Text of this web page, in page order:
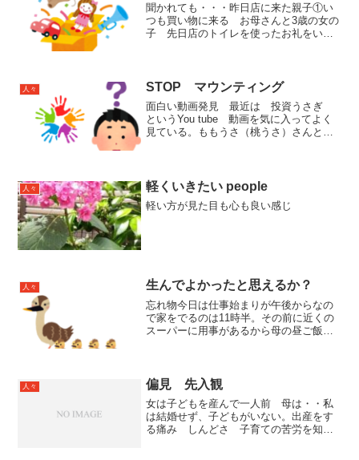
聞かれても・・・昨日店に来た親子①い
つも買い物に来る お母さんと3歳の女の
子 先日店のトイレを使ったお礼をいわ
下ですれちがったからお礼を...
人々 STOP マウンティング
面白い動画発見 最近は 投資うさぎ
というYou tube 動画を気に入ってよく
見ている。ももうさ（桃うさ）さんとく
が面白くセンスが...
人々 軽くいきたい people
軽い方が見た目も心も良い感じ
人々 生んでよかったと思えるか？
忘れ物今日は仕事始まりが午後からなの
で家をでるのは11時半。その前に近くの
スーパーに用事があるから母の昼ご飯も
を忘れたという確かにタ...
人々 偏見 先入観
女は子どもを産んで一人前 母は・・私
は結婚せず、子どもがいない。出産をす
る痛み しんどさ 子育ての苦労を知ら